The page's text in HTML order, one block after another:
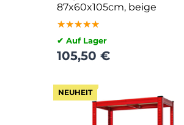
87x60x105cm, beige
★★★★★
★★★★★
★★★★★
✔ Auf Lager
105,50 €
NEUHEIT